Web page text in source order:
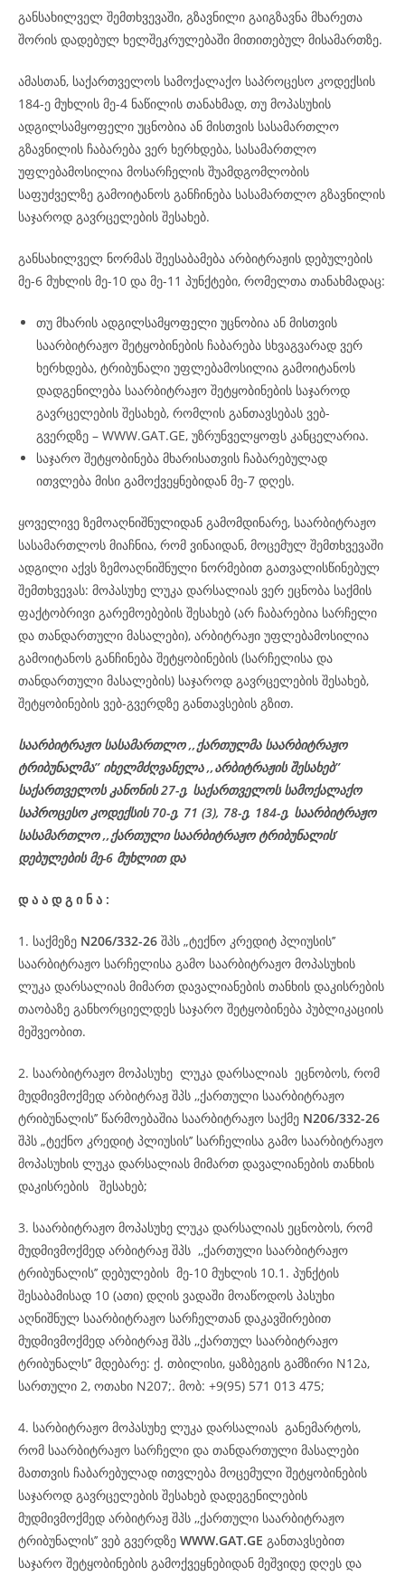
განსახილველ შემთხვევაში, გზავნილი გაიგზავნა მხარეთა
შორის დადებულ ხელშეკრულებაში მითითებულ მისამართზე.
ამასთან, საქართველოს სამოქალაქო საპროცესო კოდექსის
184-ე მუხლის მე-4 ნაწილის თანახმად, თუ მოპასუხის
ადგილსამყოფელი უცნობია ან მისთვის სასამართლო
გზავნილის ჩაბარება ვერ ხერხდება, სასამართლო
უფლებამოსილია მოსარჩელის შუამდგომლობის
საფუძველზე გამოიტანოს განჩინება სასამართლო გზავნილის
საჯაროდ გავრცელების შესახებ.
განსახილველ ნორმას შეესაბამება არბიტრაჟის დებულების
მე-6 მუხლის მე-10 და მე-11 პუნქტები, რომელთა თანახმადაც:
თუ მხარის ადგილსამყოფელი უცნობია ან მისთვის
საარბიტრაჟო შეტყობინების ჩაბარება სხვაგვარად ვერ
ხერხდება, ტრიბუნალი უფლებამოსილია გამოიტანოს
დადგენილება საარბიტრაჟო შეტყობინების საჯაროდ
გავრცელების შესახებ, რომლის განთავსებას ვებ-
გვერდზე – WWW.GAT.GE, უზრუნველყოფს კანცელარია.
საჯარო შეტყობინება მხარისათვის ჩაბარებულად
ითვლება მისი გამოქვეყნებიდან მე-7 დღეს.
ყოველივე ზემოაღნიშნულიდან გამომდინარე, საარბიტრაჟო
სასამართლოს მიაჩნია, რომ ვინაიდან, მოცემულ შემთხვევაში
ადგილი აქვს ზემოაღნიშნული ნორმებით გათვალისწინებულ
შემთხვევას: მოპასუხე ლუკა დარსალიას ვერ ეცნობა საქმის
ფაქტობრივი გარემოებების შესახებ (არ ჩაბარებია სარჩელი
და თანდართული მასალები), არბიტრაჟი უფლებამოსილია
გამოიტანოს განჩინება შეტყობინების (სარჩელისა და
თანდართული მასალების) საჯაროდ გავრცელების შესახებ,
შეტყობინების ვებ-გვერდზე განთავსების გზით.
საარბიტრაჟო სასამართლო ,,ქართულმა საარბიტრაჟო
ტრიბუნალმა’’ იხელმძღვანელა,,არბიტრაჟის შესახებ’’
საქართველოს კანონის 27-ე, საქართველოს სამოქალაქო
საპროცესო კოდექსის 70-ე, 71 (3), 78-ე, 184-ე, საარბიტრაჟო
სასამართლო ,,ქართული საარბიტრაჟო ტრიბუნალის’
დებულების მე-6 მუხლით და
დ ა ა დ გ ი ნ ა :
1. საქმეზე N206/332-26 შპს „ტექნო კრედიტ პლიუსის’’
საარბიტრაჟო სარჩელისა გამო საარბიტრაჟო მოპასუხის
ლუკა დარსალიას მიმართ დავალიანების თანხის დაკისრების
თაობაზე განხორციელდეს საჯარო შეტყობინება პუბლიკაციის
მეშვეობით.
2. საარბიტრაჟო მოპასუხე ლუკა დარსალიას ეცნობოს, რომ
მუდმივმოქმედ არბიტრაჟ შპს ,,ქართული საარბიტრაჟო
ტრიბუნალის’’ წარმოებაშია საარბიტრაჟო საქმე N206/332-26
შპს „ტექნო კრედიტ პლიუსის’’ სარჩელისა გამო საარბიტრაჟო
მოპასუხის ლუკა დარსალიას მიმართ დავალიანების თანხის
დაკისრების შესახებ;
3. საარბიტრაჟო მოპასუხე ლუკა დარსალიას ეცნობოს, რომ
მუდმივმოქმედ არბიტრაჟ შპს ,,ქართული საარბიტრაჟო
ტრიბუნალის’’ დებულების მე-10 მუხლის 10.1. პუნქტის
შესაბამისად 10 (ათი) დღის ვადაში მოაწოდოს პასუხი
აღნიშნულ საარბიტრაჟო სარჩელთან დაკავშირებით
მუდმივმოქმედ არბიტრაჟ შპს ,,ქართულ საარბიტრაჟო
ტრიბუნალს’’ მდებარე: ქ. თბილისი, ყაზბეგის გამზირი N12ა,
სართული 2, ოთახი N207;. მობ: +9(95) 571 013 475;
4. სარბიტრაჟო მოპასუხე ლუკა დარსალიას განემარტოს,
რომ საარბიტრაჟო სარჩელი და თანდართული მასალები
მათთვის ჩაბარებულად ითვლება მოცემული შეტყობინების
საჯაროდ გავრცელების შესახებ დადეგენილების
მუდმივმოქმედ არბიტრაჟ შპს ,,ქართული საარბიტრაჟო
ტრიბუნალის’’ ვებ გვერდზე WWW.GAT.GE განთავსებით
საჯარო შეტყობინების გამოქვეყნებიდან მეშვიდე დღეს და